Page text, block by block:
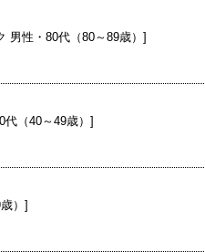
男性・80代（80～89歳）]
代（40～49歳）]
）]